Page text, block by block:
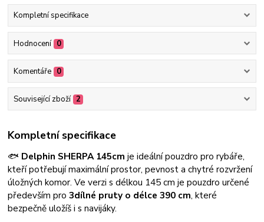
Kompletní specifikace
Hodnocení 0
Komentáře 0
Související zboží 2
Kompletní specifikace
🐟 Delphin SHERPA 145cm je ideální pouzdro pro rybáře,
kteří potřebují maximální prostor, pevnost a chytré rozvržení
úložných komor. Ve verzi s délkou 145 cm je pouzdro určené
především pro3dílné pruty o délce 390 cm, které
bezpečně uložíš i s navijáky.